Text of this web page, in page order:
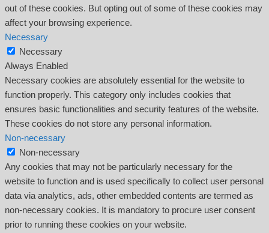
out of these cookies. But opting out of some of these cookies may
affect your browsing experience.
Necessary
Necessary
Always Enabled
Necessary cookies are absolutely essential for the website to
function properly. This category only includes cookies that
ensures basic functionalities and security features of the website.
These cookies do not store any personal information.
Non-necessary
Non-necessary
Any cookies that may not be particularly necessary for the
website to function and is used specifically to collect user personal
data via analytics, ads, other embedded contents are termed as
non-necessary cookies. It is mandatory to procure user consent
prior to running these cookies on your website.